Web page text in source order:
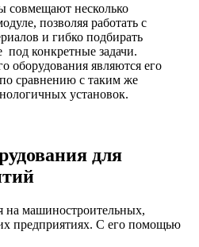
совмещают несколько
позволяя работать с
и гибко подбирать
конкретные задачи.
оборудования являются его
сравнению с таким же
установок.
для
на машиностроительных,
предприятиях. С его помощью